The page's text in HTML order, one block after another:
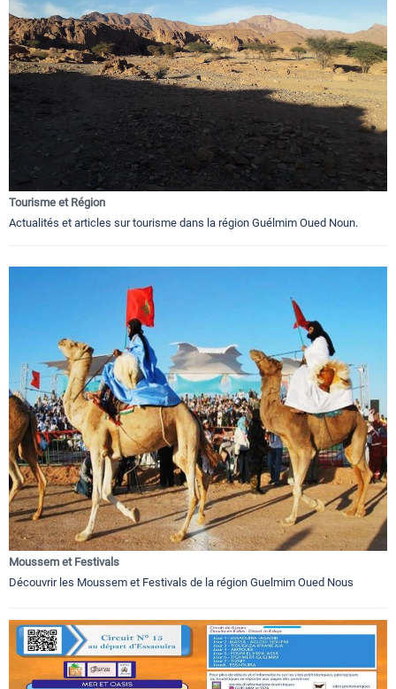
Tourisme et Région
Actualités et articles sur tourisme dans la région Guélmim Oued Noun.
Moussem et Festivals
Découvrir les Moussem et Festivals de la région Guelmim Oued Nous